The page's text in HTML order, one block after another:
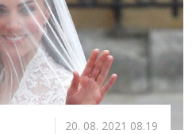
20. 08. 2021 08.19